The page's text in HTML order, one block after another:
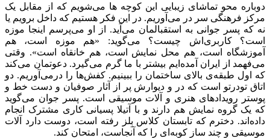
دوباره محو تماشای زیبایی این کوچه ها می‌شویم که از مقابل یک
مرکز فرهنگی سر در می‌آوریم. در این فکر هستیم که داخل برویم یا
نه که پسر جوانی به استقبالمان می‌آید. از او می‌پرسم اینجا موزه
است؟ کاربری‌اش چیست؟ می‌گوید: «هم موزه است، هم
آموزشگاه است، هم محل نمایش است، هم خانقاه است». وقتی
می‌فهمد از ایران آمده‌ایم بیشتر با ما گرم می‌گیرد. دعوتمان می‌کند
که اول طبقه‌ی بالای ساختمان را ببینیم. کفش‌ها را درمی‌آوریم. دو
اتاق تودرتو است که در و دیوارش پر از آثار صوفیان و دست خط و
پوستر رویدادهای هنری و آلات موسیقی است. پسر جوان می‌گوید
که یک گروه نمایش هم دارند و با آتیلا پسیانی کاری مشترک انجام
داده‌اند. دخترم که تابستان کلاس بِلز رفته است، دوست دارد آلات
موسیقی و چند ساز کوبه‌ای را که آنجاست، امتحان کند.